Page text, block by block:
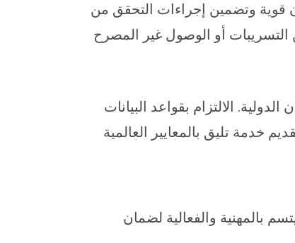
قوية وتضمين إجراءات التحقق من
التسريبات أو الوصول غير المصرح
الالتزام بقواعد البيانات
خدمة تليق بالمعايير العالمية
بالمهنية والفعالية لضمان